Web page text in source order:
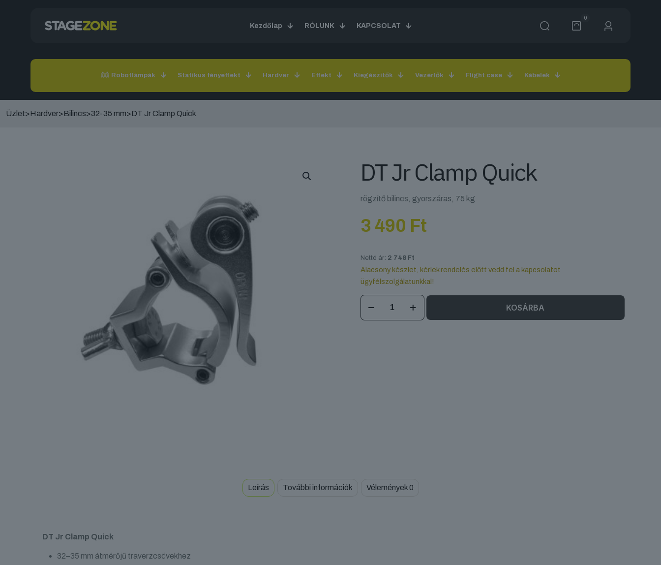
Kezdőlap RÓLUNK KAPCSOLAT
0
Robotlámpák Statikus fényeffekt Hardver Effekt Kiegészítők Vezérlők Flight case Kábelek
Üzlet>Hardver>Bilincs>32-35 mm>DT Jr Clamp Quick
DT Jr Clamp Quick
rögzítő bilincs, gyorszáras, 75 kg
3 490 Ft
Nettó ár: 2 748 Ft
Alacsony készlet, kérlek rendelés előtt vedd fel a kapcsolatot
ügyfélszolgálatunkkal!
DT
KOSÁRBA
Leírás További információk Vélemények0
DT Jr Clamp Quick
32–35 mm átmérőjű traverzcsövekhez